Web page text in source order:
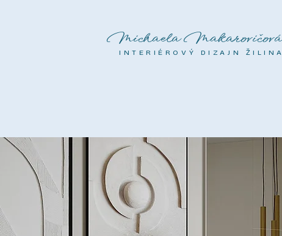
Michaela Makarovičová
INTERIÉROVÝ DIZAJN ŽILINA